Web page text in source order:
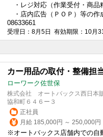
・レジ対応（作業受付・商
・店内広告（ＰＯＰ）等の作
08633661
受理日：8月5日 有効期限：10月
カー用品の取付・整備担
ローワーク佐世保
株式会社 オートバックス西日本
協和町６４６ー３
正社員
月給 185,000円 ～ 250,000円
※オートバックス店舗内での自